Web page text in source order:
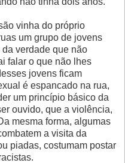
vinha do próprio
um grupo de jovens
verdade que não
falar o que não lhes
jovens ficam
é espancado na rua,
um princípio básico da
ouvido, que a violência,
mesma forma, algumas
a visita da
piadas, costumam postar